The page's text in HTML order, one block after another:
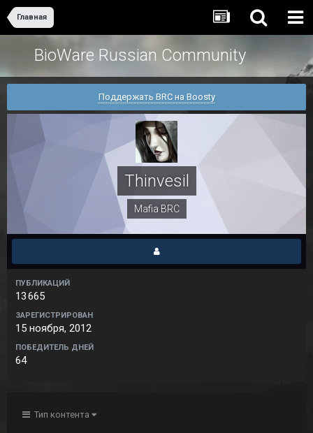
Главная
BioWare Russian Community
Поддержать BRC на Boosty
Thinvesil
Mafia BRC
ПУБЛИКАЦИЙ
13 665
ЗАРЕГИСТРИРОВАН
15 ноября, 2012
ПОБЕДИТЕЛЬ ДНЕЙ
64
Тип контента